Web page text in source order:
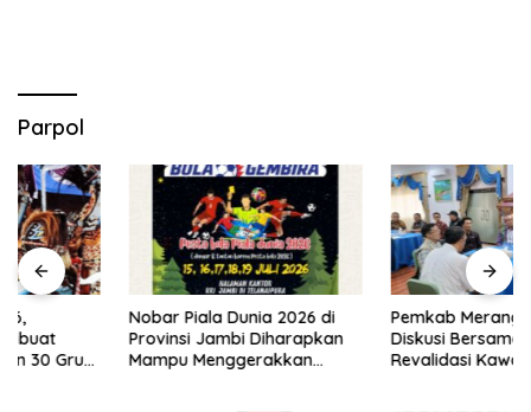
Parpol
Nobar Piala Dunia 2026 di
Provinsi Jambi Diharapkan
Mampu Menggerakkan
Pemkab Merangin Gelar
Diskusi Bersama Tim Pra-
Revalidasi Kawasan Geopark